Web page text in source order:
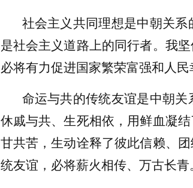
社会主义共同理想是中朝关
是社会主义道路上的同行者。我
必将有力促进国家繁荣富强和人
命运与共的传统友谊是中朝
休戚与共、生死相依，用鲜血凝
甘共苦，生动诠释了彼此信赖、
统友谊，必将薪火相传、万古长青